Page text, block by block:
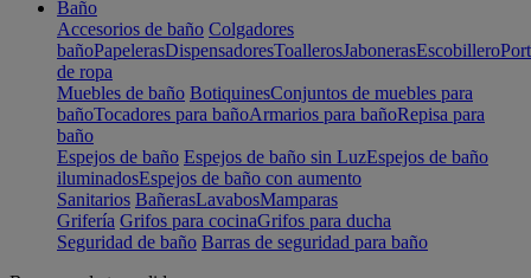
Baño
Accesorios de baño Colgadores
bañoPapelerasDispensadoresToallerosJabonerasEscobillero
de ropa
Muebles de baño BotiquinesConjuntos de muebles para
bañoTocadores para bañoArmarios para bañoRepisa para
baño
Espejos de baño Espejos de baño sin LuzEspejos de baño
iluminadosEspejos de baño con aumento
Sanitarios BañerasLavabosMamparas
Grifería Grifos para cocinaGrifos para ducha
Seguridad de baño Barras de seguridad para baño